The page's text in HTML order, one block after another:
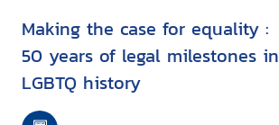
Making the case for equality :
50 years of legal milestones in
LGBTQ history